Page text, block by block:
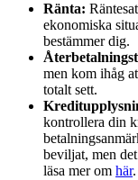
Ränta:
ekonomiska
bestämmer dig.
men kom ihåg
totalt sett.
kontrollera din
beviljat, men
läsa mer om här.